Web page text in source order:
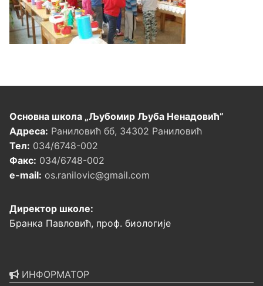
Основна школа „Љубомир Љуба Ненадовић”
Адреса: Раниловић бб, 34302 Раниловић
Тел: 034/6748-002
Факс: 034/6748-002
e-mail: os.ranilovic@gmail.com
Директор школе:
Бранка Павловић, проф. биологије
ИНФОРМАТОР